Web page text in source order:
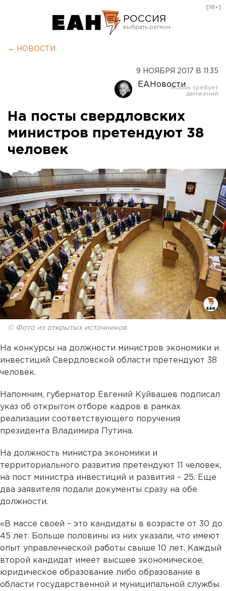
РОССИЯ
Оренбург
[18+]
← НОВОСТИ
9 НОЯБРЯ 2017 В 11:35
ЕАНовости
На посты свердловских
министров претендуют 38
человек
© Фото из открытых источников
На конкурсы на должности министров экономики и
инвестиций Свердловской области претендуют 38
человек.
Напомним, губернатор Евгений Куйвашев подписал
указ об открытом отборе кадров в рамках
реализации соответствующего поручения
президента Владимира Путина.
На должность министра экономики и
территориального развития претендуют 11 человек,
на пост министра инвестиций и развития – 25. Еще
два заявителя подали документы сразу на обе
должности.
«В массе своей – это кандидаты в возрасте от 30 до
45 лет. Больше половины из них указали, что имеют
опыт управленческой работы свыше 10 лет. Каждый
второй кандидат имеет высшее экономическое,
юридическое образование либо образование в
области государственной и муниципальной службы.